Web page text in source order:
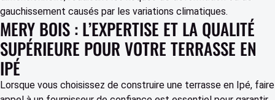
gauchissement causés par les variations climatiques.
MERY BOIS : L’EXPERTISE ET LA QUALITÉ
SUPÉRIEURE POUR VOTRE TERRASSE EN
IPÉ
Lorsque vous choisissez de construire une terrasse en Ipé, faire